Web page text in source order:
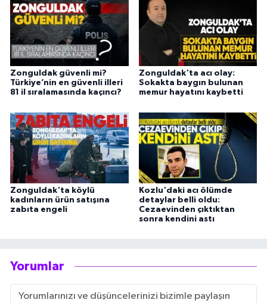
Zonguldak güvenli mi?
Türkiye’nin en güvenli illeri
81 il sıralamasında kaçıncı?
Zonguldak'ta acı olay:
Sokakta baygın bulunan
memur hayatını kaybetti
Zonguldak'ta köylü
kadınların ürün satışına
zabıta engeli
Kozlu'daki acı ölümde
detaylar belli oldu:
Cezaevinden çıktıktan
sonra kendini astı
Yorumlar